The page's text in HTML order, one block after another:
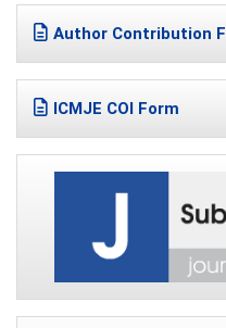
Author Contribution
ICMJE COI Form